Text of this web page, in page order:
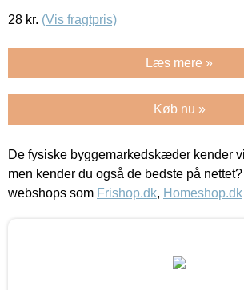
28 kr. (Vis fragtpris)
Læs mere »
Køb nu »
De fysiske byggemarkedskæder kender
men kender du også de bedste på
webshops som Frishop.dk, Homeshop.dk